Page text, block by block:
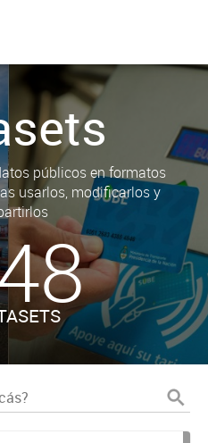
públicos en formatos
usarlos, modificarlos y